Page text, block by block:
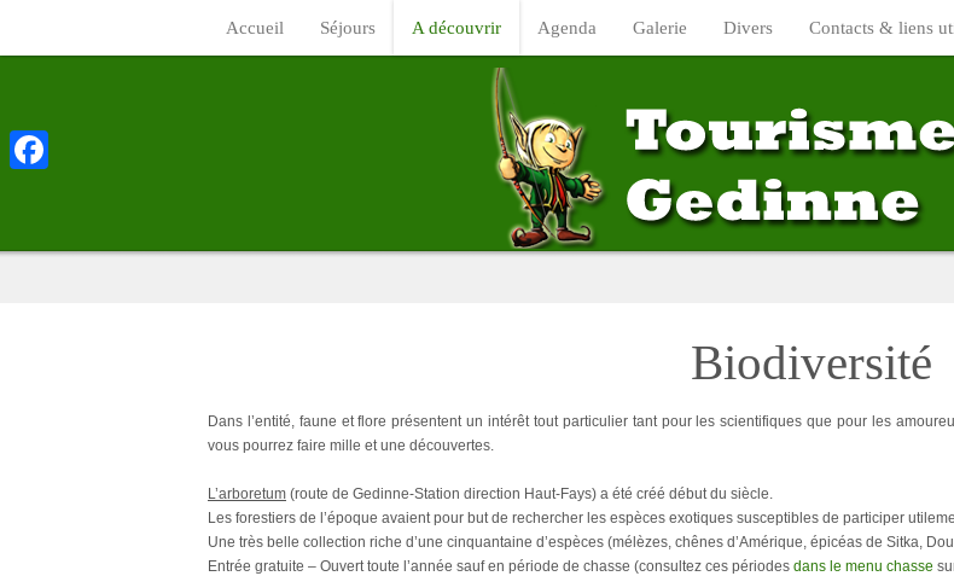
Accueil Séjours A découvrir Agenda Galerie Divers Contacts & liens
Biodiversité
Dans l’entité, faune et flore présentent un intérêt tout particulier tant pour les scientifiques que pour les
vous pourrez faire mille et une découvertes.
L’arboretum (route de Gedinne-Station direction Haut-Fays) a été créé début du siècle.
Les forestiers de l’époque avaient pour but de rechercher les espèces exotiques susceptibles de participer
Une très belle collection riche d’une cinquantaine d’espèces (mélèzes, chênes d’Amérique, épicéas de Sitka,
Entrée gratuite – Ouvert toute l’année sauf en période de chasse (consultez ces périodes dans le menu chasse